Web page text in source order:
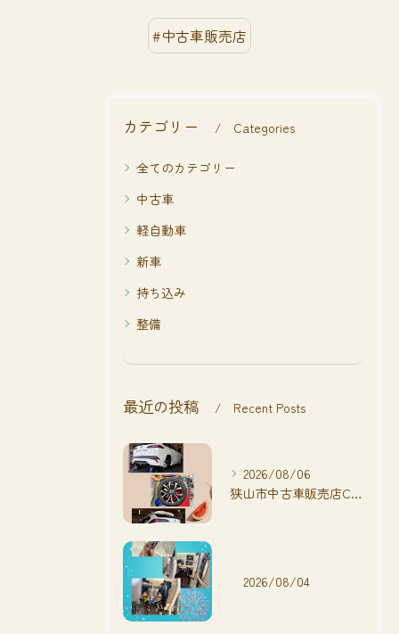
#中古車販売店
カテゴリー Categories
全てのカテゴリー
中古車
軽自動車
新車
持ち込み
整備
最近の投稿 Recent Posts
2026/08/06
狭山市中古車販売店CarShop FACT.🚗
2026/08/04